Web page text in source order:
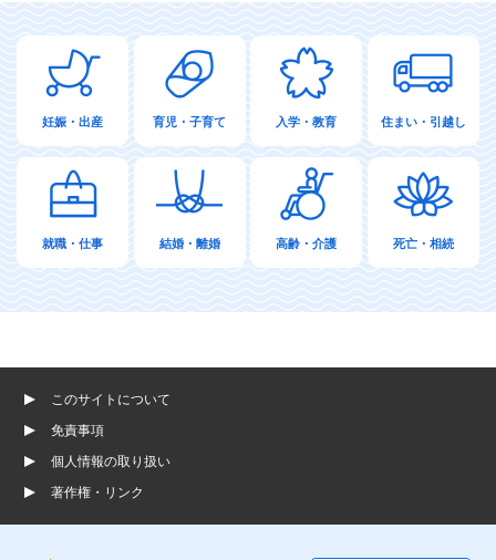
妊娠・出産 育児・子育て 入学・教育 住まい・引越し
就職・仕事 結婚・離婚 高齢・介護 死亡・相続
このサイトについて
免責事項
個人情報の取り扱い
著作権・リンク